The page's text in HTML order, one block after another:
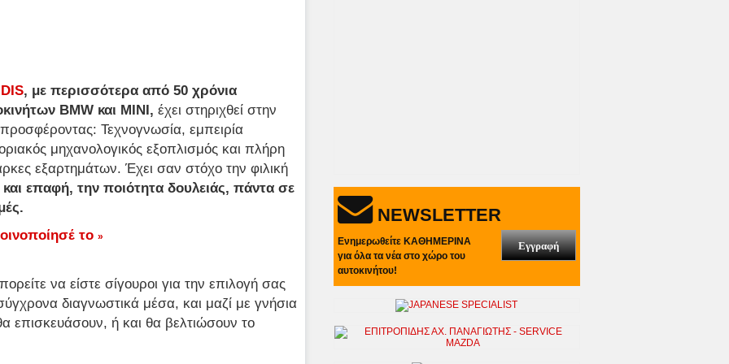
, με περισσότερα από 50 χρόνια
BMW και ΜΙΝΙ, έχει στηριχθεί στην
Τεχνογνωσία, εμπειρία
μηχανολογικός εξοπλισμός και πλήρη
εξαρτημάτων. Έχει σαν στόχο την φιλική
επαφή, την ποιότητα δουλειάς, πάντα σε
το»
να είστε σίγουροι για την επιλογή σας
διαγνωστικά μέσα, και μαζί με γνήσια
επισκευάσουν, ή και θα βελτιώσουν το
NEWSLETTER
Ενημερωθείτε ΚΑΘΗΜΕΡΙΝΑ
για όλα τα νέα στο χώρο του
αυτοκινήτου!
Εγγραφή